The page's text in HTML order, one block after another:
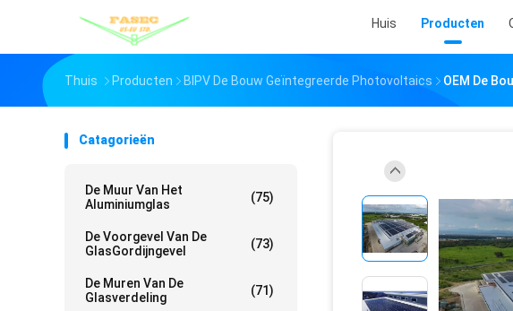
Huis Producten
Thuis Producten BIPV De Bouw Geïntegreerde Photovoltaics OEM De
Catagorieën
De Muur Van Het
Aluminiumglas
(75)
De Voorgevel Van De
GlasGordijngevel
(73)
De Muren Van De
Glasverdeling
(71)